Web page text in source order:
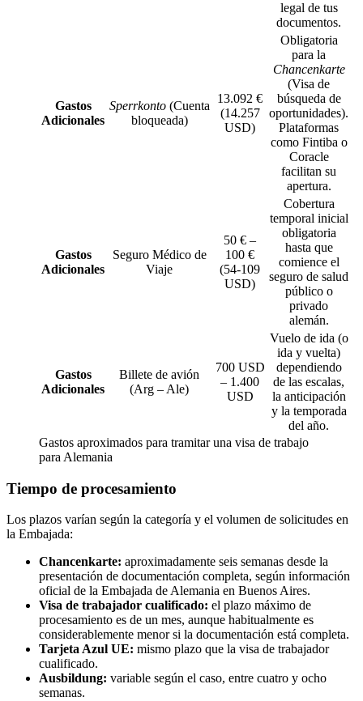
legal de tus
documentos.
Gastos
Adicionales
Sperrkonto(Cuenta
bloqueada)
13.092 €
(14.257
USD)
Obligatoria
para la
Chancenkarte
(Visa de
búsqueda de
oportunidades).
Plataformas
como Fintiba o
Coracle
facilitan su
apertura.
Gastos
Adicionales
Seguro Médico de
Viaje
50 € –
100 €
(54-109
USD)
Cobertura
temporal inicial
obligatoria
hasta que
comience el
seguro de salud
público o
privado
alemán.
Gastos
Adicionales
Billete de avión
(Arg – Ale)
700 USD
– 1.400
USD
Vuelo de ida (o
ida y vuelta)
dependiendo
de las escalas,
la anticipación
y la temporada
del año.
Gastos aproximados para tramitar una visa de trabajo
para Alemania
Tiempo de procesamiento
Los plazos varían según la categoría y el volumen de solicitudes en
la Embajada:
Chancenkarte: aproximadamente seis semanas desde la
presentación de documentación completa, según información
oficial de la Embajada de Alemania en Buenos Aires.
Visa de trabajador cualificado: el plazo máximo de
procesamiento es de un mes, aunque habitualmente es
considerablemente menor si la documentación está completa.
Tarjeta Azul UE: mismo plazo que la visa de trabajador
cualificado.
Ausbildung: variable según el caso, entre cuatro y ocho
semanas.